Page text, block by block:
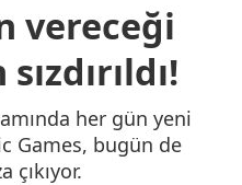
vereceği
her gün yeni
Games, bugün de
çıkıyor.